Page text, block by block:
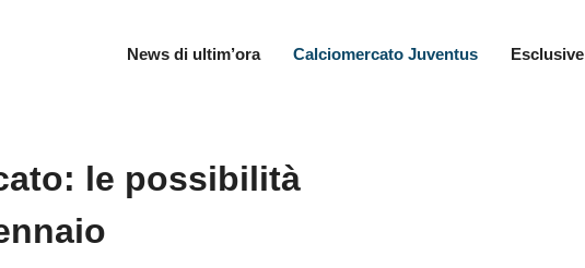
News di ultim’ora Calciomercato Juventus Esclusive
le possibilità